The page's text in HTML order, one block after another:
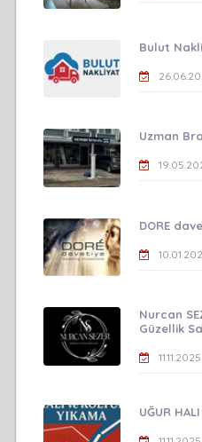
Bulut
Uzman
DORE
Nurcan
Güzellik
UĞUR